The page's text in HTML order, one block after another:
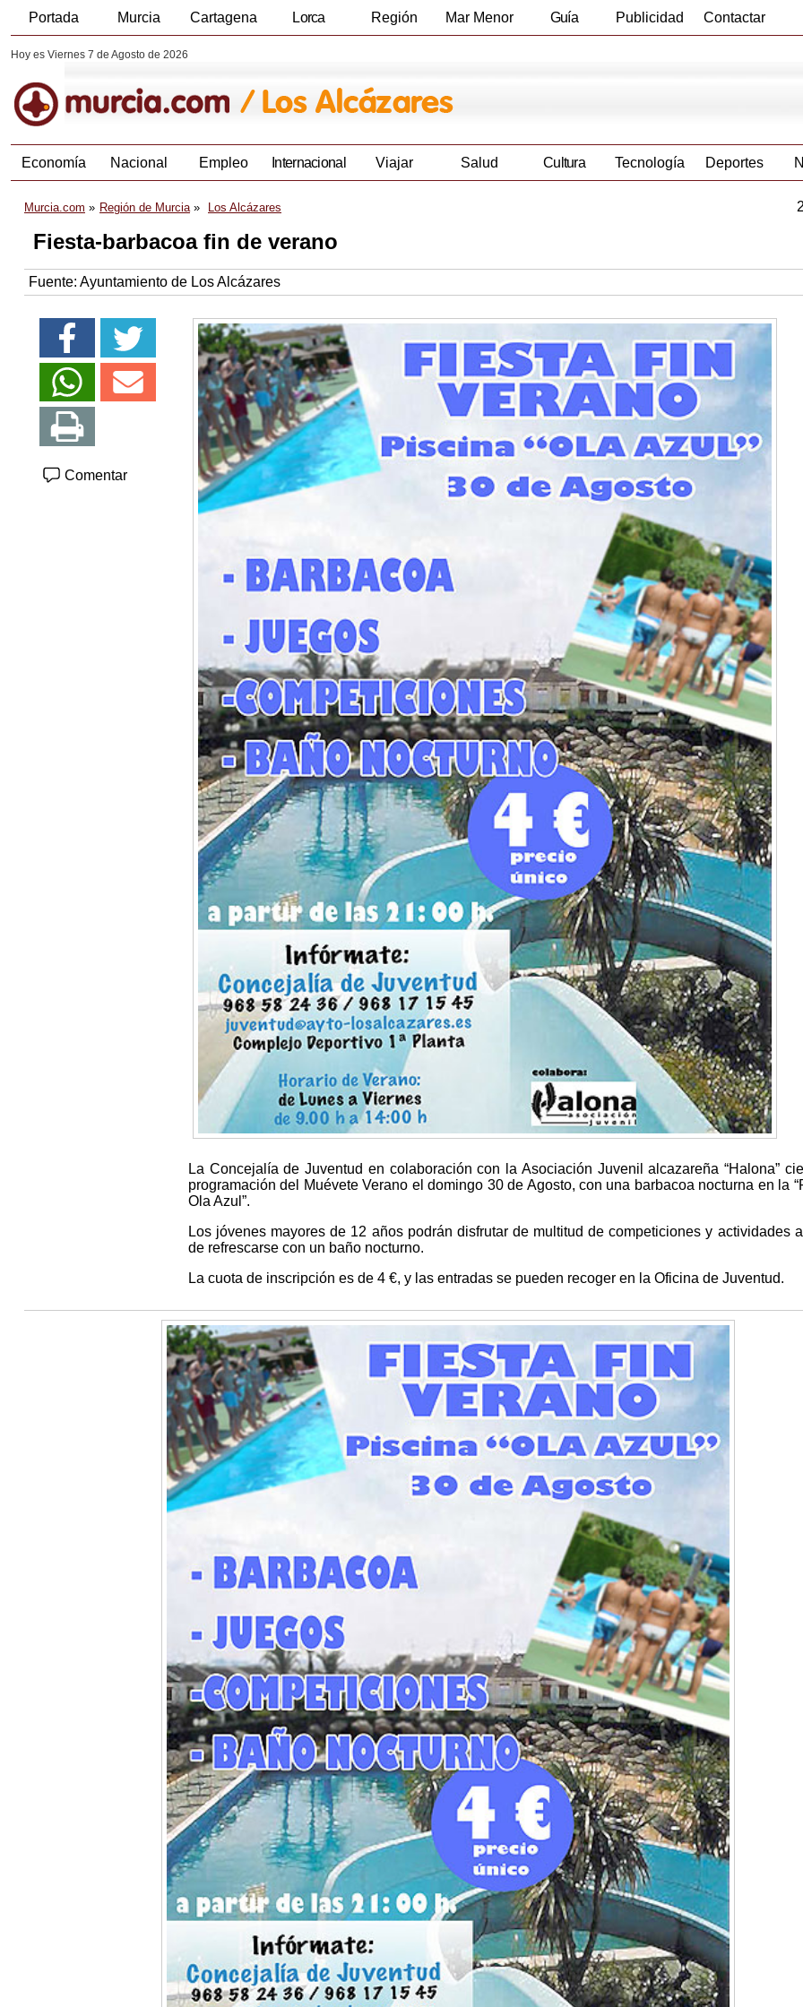
Portada Murcia Cartagena Lorca Región Mar Menor Guía Publicidad Contactar
Hoy es Viernes 7 de Agosto de 2026
Economía Nacional Empleo Internacional Viajar Salud Cultura Tecnología Deportes
Murcia.com Región de Murcia Los Alcázares
Fiesta-barbacoa fin de verano
Fuente: Ayuntamiento de Los Alcázares
Comentar
La Concejalía de Juventud en colaboración con la Asociación Juvenil alcazareña “Halona”
programación del Muévete Verano el domingo 30 de Agosto, con una barbacoa nocturna en la
Ola Azul”.
Los jóvenes mayores de 12 años podrán disfrutar de multitud de competiciones y actividades
de refrescarse con un baño nocturno.
La cuota de inscripción es de 4 €, y las entradas se pueden recoger en la Oficina de Juventud.